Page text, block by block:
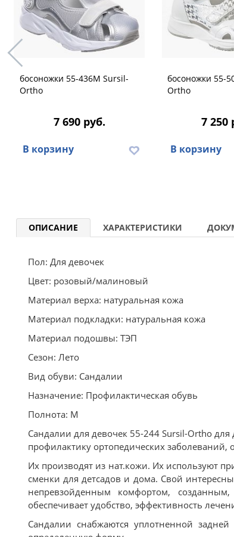
босоножки 55-436M Sursil-
Ortho
7 690 руб.
В корзину
босоножки 55-
Ortho
7 250
В корзину
ОПИСАНИЕ ХАРАКТЕРИСТИКИ
Пол: Для девочек
Цвет: розовый/малиновый
Материал верха: натуральная кожа
Материал подкладки: натуральная кожа
Материал подошвы: ТЭП
Сезон: Лето
Вид обуви: Сандалии
Назначение: Профилактическая обувь
Полнота: M
Сандалии для девочек 55-244 Sursil-Ortho
профилактику ортопедических заболеваний,
Их производят из нат.кожи. Их используют
сменки для детсадов и дома. Свой
непревзойденным комфортом,
обеспечивает удобство, эффективность
Сандалии снабжаются уплотненной